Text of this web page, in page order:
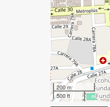
200 m
500 ft